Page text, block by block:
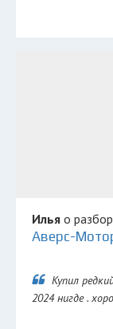
Илья о
Аверс-
Купил
2024 нигде .